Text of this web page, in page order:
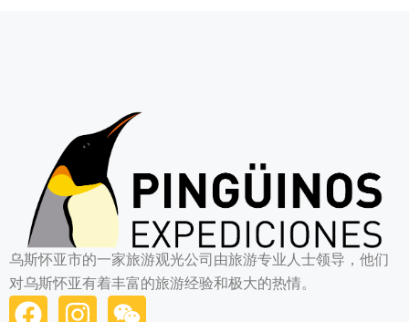
乌斯怀亚市的一家旅游观光公司由旅游专业人士领导，他们
对乌斯怀亚有着丰富的旅游经验和极大的热情。